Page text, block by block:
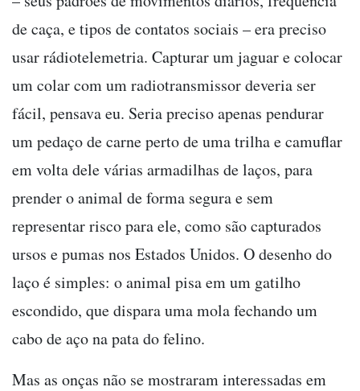
de caça, e tipos de contatos sociais – era preciso
usar rádiotelemetria. Capturar um jaguar e colocar
um colar com um radiotransmissor deveria ser
fácil, pensava eu. Seria preciso apenas pendurar
um pedaço de carne perto de uma trilha e camuflar
em volta dele várias armadilhas de laços, para
prender o animal de forma segura e sem
representar risco para ele, como são capturados
ursos e pumas nos Estados Unidos. O desenho do
laço é simples: o animal pisa em um gatilho
escondido, que dispara uma mola fechando um
cabo de aço na pata do felino.
Mas as onças não se mostraram interessadas em